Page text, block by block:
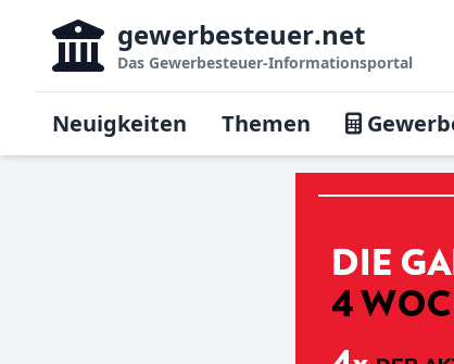
gewerbesteuer.net
Das Gewerbesteuer-Informationsportal
Neuigkeiten Themen